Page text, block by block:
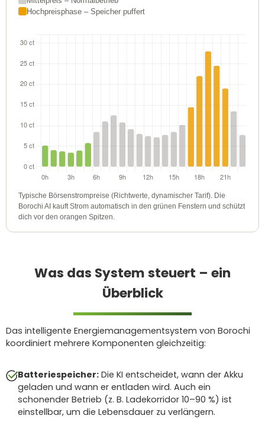
Hochpreisphase – Speicher puffert
Typische Börsenstrompreise (Richtwerte, dynamischer Tarif). Die
Borochi AI kauft Strom automatisch in den grünen Fenstern und schützt
dich vor den orangen Spitzen.
Was das System steuert – ein
Überblick
Das intelligente Energiemanagementsystem von Borochi
koordiniert mehrere Komponenten gleichzeitig:
Batteriespeicher: Die KI entscheidet, wann der Akku
geladen und wann er entladen wird. Auch ein
schonender Betrieb (z. B. Ladekorridor 10–90 %) ist
einstellbar, um die Lebensdauer zu verlängern.